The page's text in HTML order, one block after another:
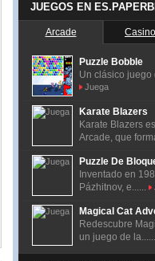
JUEGOS EN
Arcade Casino
Puzzle Bobble
Un clásico juego
Juega
Karate Blazers
Karate Blazers
Arcade, que
Puzzle De
Inventado en
Pázhitnov, e......
Magical Cat
Redescubre
un juego de la......